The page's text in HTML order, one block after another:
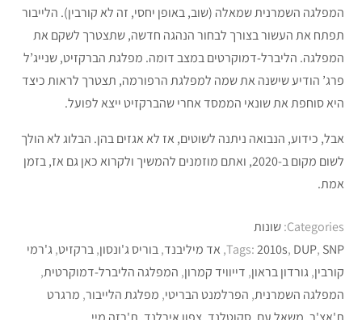
המפלגה השמרנית שמאלה (שוב, באופן יחסי, זה לא קורבין). הלייבור
תפתח את העשור בצורך לבחור הנהגה חדשה, שתצטרך לשקם את
המפלגה. הליברל-דמוקרטים במצב דומה. מפלגת הברקזיט, שנייג’ל
פרג’ הודיע שישנה את שמה למפלגת הרפורמה, תצטרך לראות כיצד
היא סוחפת את שונאי הממסד אחרי שהברקזיט ייצא לפועל.
אבל, כידוע, הנבואה ניתנה לשוטים, אז לא אגזים בהן. הבלוג לא הולך
לשום מקום ב-2020, ואתם מוזמנים להמשיך ולקרוא כאן גם אז, בזמן
אמת.
Categories: שונות
Tags:2010s, DUP, SNP
, אד מיליבנד,בוריס ג'ונסון,ברקזיט, ג'רמי
קורבין, גורדון בראון, דייוויד קמרון, המפלגה הליברל-דמוקרטית,
המפלגה השמרנית, הפרלמנט הבריטי, מפלגת הלייבור, מרגרט